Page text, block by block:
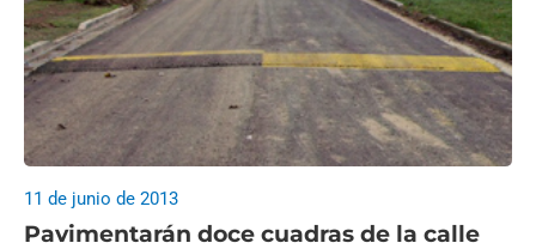
Pavimentarán doce cuadras de la calle
11 de junio de 2013